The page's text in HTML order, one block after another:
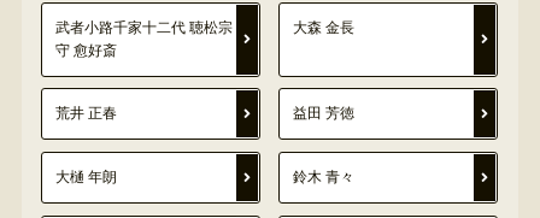
武者小路千家十二代 聴松宗
守 愈好斎
大森 金長
荒井 正春 益田 芳徳
大樋 年朗 鈴木 青々